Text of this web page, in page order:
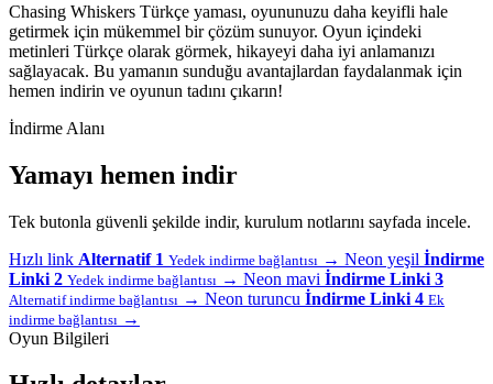
Chasing Whiskers Türkçe yaması, oyununuzu daha keyifli hale
getirmek için mükemmel bir çözüm sunuyor. Oyun içindeki
metinleri Türkçe olarak görmek, hikayeyi daha iyi anlamanızı
sağlayacak. Bu yamanın sunduğu avantajlardan faydalanmak için
hemen indirin ve oyunun tadını çıkarın!
İndirme Alanı
Yamayı hemen indir
Tek butonla güvenli şekilde indir, kurulum notlarını sayfada incele.
Hızlı link Alternatif 1 Yedek indirme bağlantısı → Neon yeşil İndirme
Linki 2 Yedek indirme bağlantısı → Neon mavi İndirme Linki 3
Alternatif indirme bağlantısı → Neon turuncu İndirme Linki 4 Ek
indirme bağlantısı →
Oyun Bilgileri